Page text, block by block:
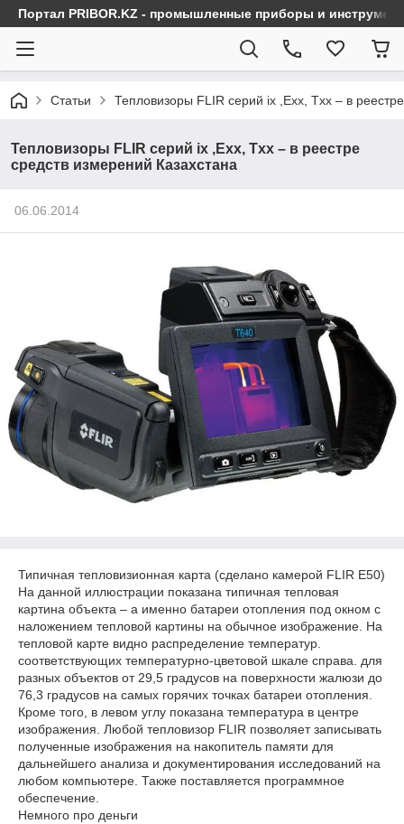
Портал PRIBOR.KZ - промышленные приборы и
Статьи Тепловизоры FLIR серий ix ,Exx, Txx – в
Тепловизоры FLIR серий ix ,Exx, Txx – в реестре
средств измерений Казахстана
06.06.2014
Типичная тепловизионная карта (сделано камерой FLIR E50)
На данной иллюстрации показана типичная тепловая
картина объекта – а именно батареи отопления под окном с
наложением тепловой картины на обычное изображение. На
тепловой карте видно распределение температур.
соответствующих температурно-цветовой шкале справа. для
разных объектов от 29,5 градусов на поверхности жалюзи до
76,3 градусов на самых горячих точках батареи отопления.
Кроме того, в левом углу показана температура в центре
изображения. Любой тепловизор FLIR позволяет записывать
полученные изображения на накопитель памяти для
дальнейшего анализа и документирования исследований на
любом компьютере. Также поставляется программное
обеспечение.
Немного про деньги